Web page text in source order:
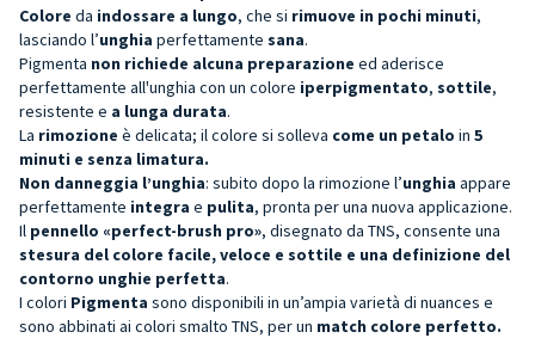
Colore da indossare a lungo, che si rimuove in pochi minuti,
lasciando l’unghia perfettamente sana.
Pigmenta non richiede alcuna preparazione ed aderisce
perfettamente all'unghia con un colore iperpigmentato, sottile,
resistente e a lunga durata.
La rimozione è delicata; il colore si solleva come un petalo in 5
minuti e senza limatura.
Non danneggia l’unghia: subito dopo la rimozione l’unghia appare
perfettamente integra e pulita, pronta per una nuova applicazione.
Il pennello «perfect-brush pro», disegnato da TNS, consente una
stesura del colore facile, veloce e sottile e una definizione del
contorno unghie perfetta.
I colori Pigmenta sono disponibili in un’ampia varietà di nuances e
sono abbinati ai colori smalto TNS, per un match colore perfetto.